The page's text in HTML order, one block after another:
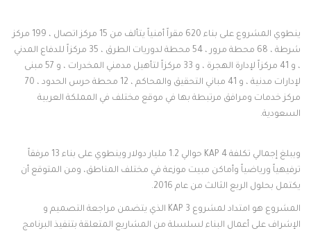
ينطوي المشروع على بناء 620 مقراً أمنياً يتألف من 15 مركز اتصال ، 199 مركز
شرطة ، 68 محطة مرور ، 54 محطة لدوريات الطرق ، 35 مركزاً للدفاع المدني
، و 41 مركزاً لإدارة الهجرة ، و 33 مركزاً لتأهيل مدمني المخدرات ، و 57 مبنى
لإدارات مدنية ، و 41 مباني التحقيق والمحاكم ، 12 محطة حرس الحدود ، 70
مركز خدمات ومرافق مرتبطة بها في موقع مختلف في المملكة العربية
السعودية.
ويبلغ إجمالي تكلفة KAP 4 حوالي 1.2 مليار دولار وينطوي على بناء 13 مرفقاً
ترفيهياً ورياضياً وأماكن مبيت موزعة في مختلف المناطق، ومن المتوقع أن
يكتمل بحلول الربع الثالث من عام 2016.
المشروع هو امتداد لمشروع KAP 3 الذي يتضمن مراجعة التصميم و
الإشراف على أعمال البناء لسلسلة من المشاريع المتعلقة بتنفيذ البرنامج